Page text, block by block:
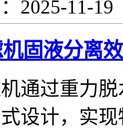
2025-11-
固液分离
通过重力
设计，实